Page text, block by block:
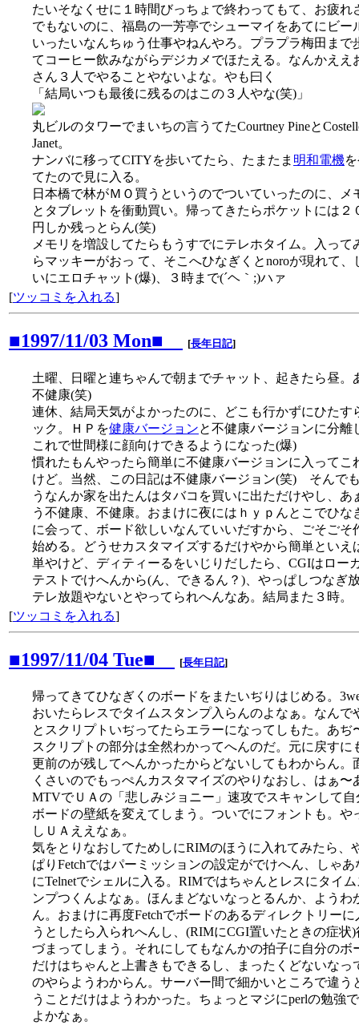
たいそなくせに１時間びっちょで終わってもて、お疲れ
でもないのに、福島の一芳亭でシューマイをあてにビー
いったいなんちゅう仕事やねんやろ。プラプラ梅田まで
てコーヒー飲みながらデジカメでほたえる。なんかええ
さん３人でやることやないよな。やも曰く
「結局いつも最後に残るのはこの３人やな(笑)」
丸ビルのタワーでまいちの言うてたCourtney Pineと
Janet。
ナンバに移ってCITYを歩いてたら、たまたま 明和電機
てたので見に入る。
日本橋で林がＭＯ買うというのでついていったのに、メ
とタブレットを衝動買い。帰ってきたらポケットには２
円しか残っとらん(笑)
メモリを増設してたらもうすでにテレホタイム。入って
らマッキーがおっ て、そこへひなぎくとnoroが現れて、
いにエロチャット(爆)、３時まで(´ヘ｀;)ハァ
[ツッコミを入れる]
■1997/11/03 Mon■ [長年日記]
土曜、日曜と連ちゃんで朝までチャット、起きたら昼。
不健康(笑)
連休、結局天気がよかったのに、どこも行かずにひたす
ック。ＨＰを健康バージョンと不健康バージョンに分離
これで世間様に顔向けできるようになった(爆)
慣れたもんやったら簡単に不健康バージョンに入ってこ
けど。当然、この日記は不健康バージョン(笑) そんで
うなんか家を出たんはタバコを買いに出ただけやし、あ
う不健康、不健康。おまけに夜にはｈｙｐんとこでひな
に会って、ボード欲しいなんていいだすから、ごそごそ
始める。どうせカスタマイズするだけやから簡単といえ
単やけど、ディティーるをいじりだしたら、CGIはロー
テストでけへんから(ん、できるん？)、やっぱしつなぎ
テレ放題やないとやってられへんなあ。結局また３時。
[ツッコミを入れる]
■1997/11/04 Tue■ [長年日記]
帰ってきてひなぎくのボードをまたいぢりはじめる。
おいたらレスでタイムスタンプ入らんのよなぁ。なんで
とスクリプトいぢってたらエラーになってしもた。あぢ
スクリプトの部分は全然わかってへんのだ。元に戻すに
更前のが残してへんかったからどないしてもわからん。
くさいのでもっぺんカスタマイズのやりなおし、はぁ〜
MTVでＵＡの「悲しみジョニー」速攻でスキャンして自
ボードの壁紙を変えてしまう。ついでにフォントも。や
しＵＡええなぁ。
気をとりなおしてためしにRIMのほうに入れてみたら、
ぱりFetchではパーミッションの設定がでけへん、しゃあ
にTelnetでシェルに入る。RIMではちゃんとレスにタイ
ンプつくんよなぁ。ほんまどないなっとるんか、ようわ
ん。おまけに再度Fetchでボードのあるディレクトリーに
うとしたら入られへんし、(RIMにCGI置いたときの症状)
づまってしまう。それにしてもなんかの拍子に自分のボ
だけはちゃんと上書きもできるし、まったくどないなっ
のやらようわからん。サーバー間で細かいところで違う
うことだけはようわかった。ちょっとマジにperlの勉強
よかなぁ。